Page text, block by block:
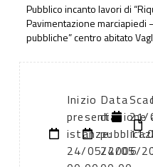
Pubblico incanto lavori di
Pavimentazione marciapiedi
pubbliche” centro abitato
Inizio
presentazione
istanze:
24/05/2006
Data
di
24/05/
21/